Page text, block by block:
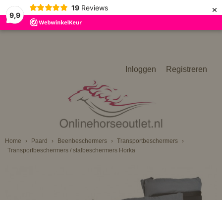
9,9
19 Reviews ×
Inloggen Registreren
Home › Paard › Beenbeschermers › Transportbeschermers
›
Transportbeschermers / stalbeschermers Horka